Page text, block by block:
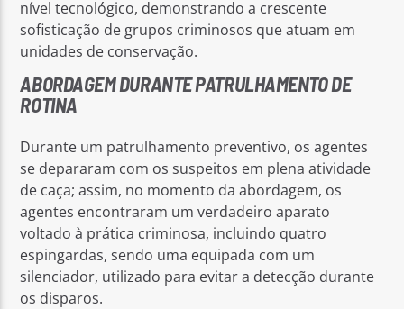
nível tecnológico, demonstrando a crescente
sofisticação de grupos criminosos que atuam em
unidades de conservação.
ABORDAGEM DURANTE PATRULHAMENTO DE
ROTINA
Durante um patrulhamento preventivo, os agentes
se depararam com os suspeitos em plena atividade
de caça; assim, no momento da abordagem, os
agentes encontraram um verdadeiro aparato
voltado à prática criminosa, incluindo quatro
espingardas, sendo uma equipada com um
silenciador, utilizado para evitar a detecção durante
os disparos.